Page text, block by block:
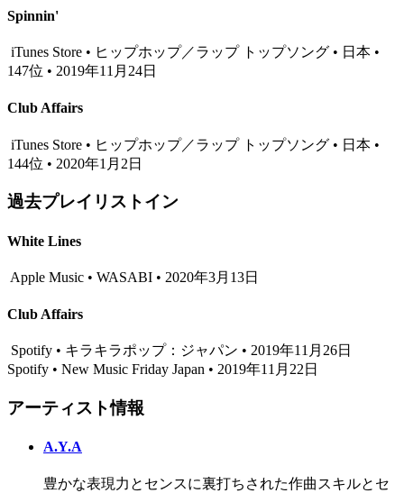
Spinnin'
iTunes Store • ヒップホップ／ラップ トップソング • 日本 •
147位 • 2019年11月24日
Club Affairs
iTunes Store • ヒップホップ／ラップ トップソング • 日本 •
144位 • 2020年1月2日
過去プレイリストイン
White Lines
Apple Music • WASABI • 2020年3月13日
Club Affairs
Spotify • キラキラポップ：ジャパン • 2019年11月26日
Spotify • New Music Friday Japan • 2019年11月22日
アーティスト情報
A.Y.A
豊かな表現力とセンスに裏打ちされた作曲スキルとセ